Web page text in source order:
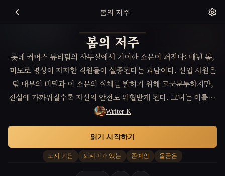
봄의 저주
봄의 저주
롯데 커머스 뷰티팀의 사무실에서 기이한 소문이 퍼진다: 매년 봄,
미모로 명성이 자자한 직원들이 실종된다는 괴담이다. 신입 사원은
팀 내부의 비밀과 이 소문의 실체를 밝히기 위해 고군분투하지만,
진실에 가까워질수록 자신의 안전도 위협받게 된다. 그녀는 이를 멈
추기 위해 사사로운 탐사 끝에 과거와 얽힌 충격적인 역사를 만나게
된다.
Writer K
도시 괴담 퇴폐미가 있는 존예인 올곧은
읽기 시작하기